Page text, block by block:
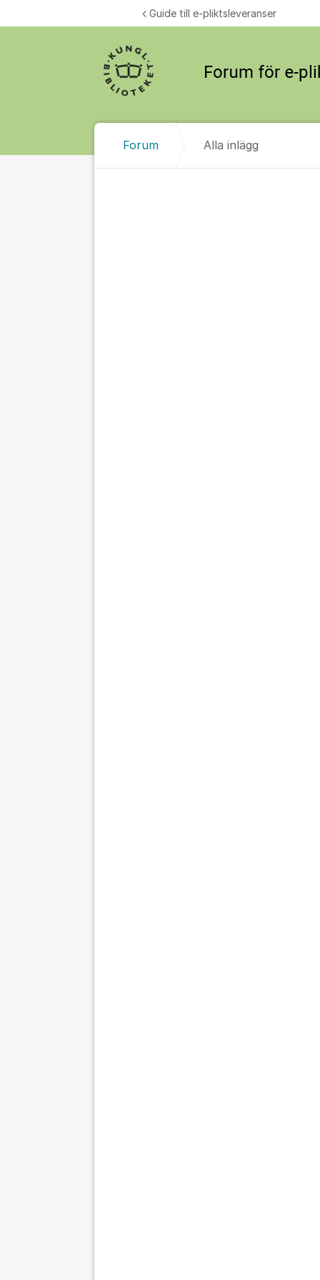
Guide till e-pliktsleveranser
Forum Alla inlägg